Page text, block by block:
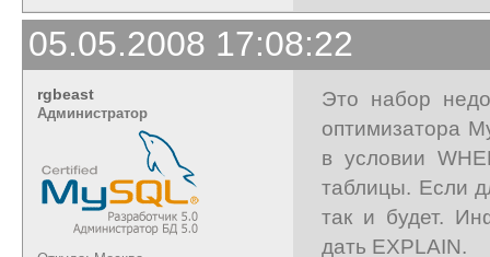
05.05.2008 17:08:22
rgbeast
Администратор
Это набор
оптимизатора
в условии
таблицы. Если
так и будет.
дать EXPLAIN.